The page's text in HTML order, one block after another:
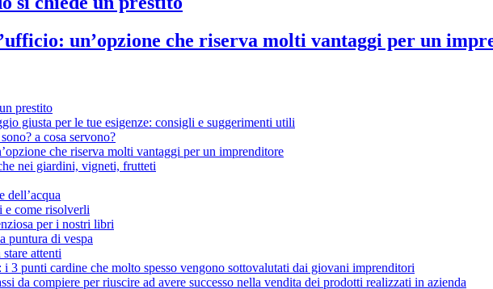
un’opzione che riserva molti vantaggi per un
prestito
giusta per le tue esigenze: consigli e suggerimenti utili
a cosa servono?
che riserva molti vantaggi per un imprenditore
nei giardini, vigneti, frutteti
dell’acqua
e come risolverli
per i nostri libri
puntura di vespa
attenti
i 3 punti cardine che molto spesso vengono sottovalutati dai giovani imprenditori
da compiere per riuscire ad avere successo nella vendita dei prodotti realizzati in azienda